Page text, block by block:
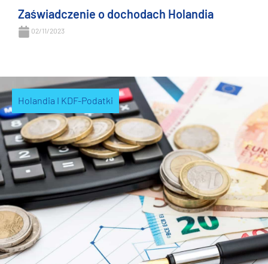
Zaświadczenie o dochodach Holandia
02/11/2023
Holandia I KDF-Podatki